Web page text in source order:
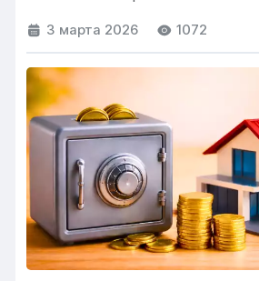
3 марта 2026 1072